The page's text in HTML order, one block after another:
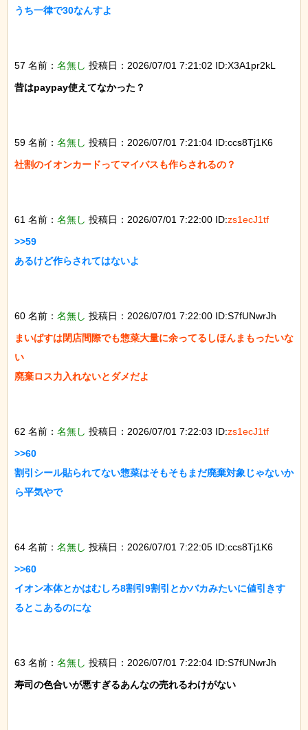
うち一律で30なんすよ
57 名前： 名無し 投稿日：2026/07/01 7:21:02 ID:X3A1pr2kL
昔はpaypay使えてなかった？
59 名前： 名無し 投稿日：2026/07/01 7:21:04 ID:ccs8Tj1K6
社割のイオンカードってマイバスも作らされるの？
61 名前： 名無し 投稿日：2026/07/01 7:22:00 ID:zs1ecJ1tf
>>59
あるけど作らされてはないよ
60 名前： 名無し 投稿日：2026/07/01 7:22:00 ID:S7fUNwrJh
まいばすは閉店間際でも惣菜大量に余ってるしほんまもったいな
い
廃棄ロス力入れないとダメだよ
62 名前： 名無し 投稿日：2026/07/01 7:22:03 ID:zs1ecJ1tf
>>60
割引シール貼られてない惣菜はそもそもまだ廃棄対象じゃないか
ら平気やで
64 名前： 名無し 投稿日：2026/07/01 7:22:05 ID:ccs8Tj1K6
>>60
イオン本体とかはむしろ8割引9割引とかバカみたいに値引きす
るとこあるのにな
63 名前： 名無し 投稿日：2026/07/01 7:22:04 ID:S7fUNwrJh
寿司の色合いが悪すぎるあんなの売れるわけがない